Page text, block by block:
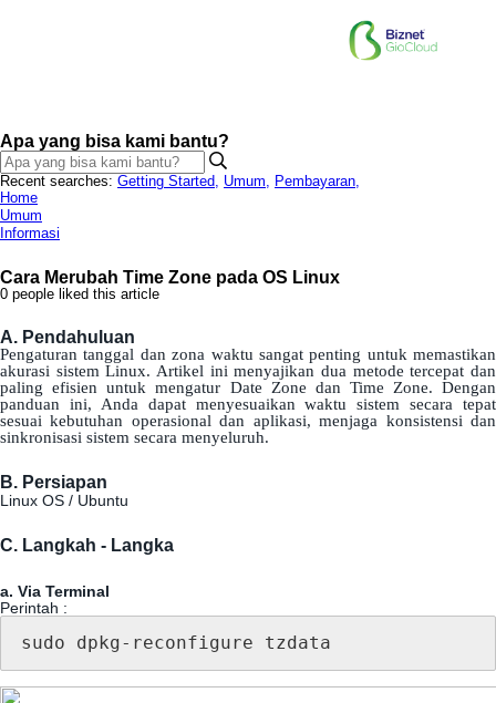
Apa yang bisa kami bantu?
Recent searches: Getting Started, Umum, Pembayaran,
Home
Umum
Informasi
Cara Merubah Time Zone pada OS Linux
0 people liked this article
A. Pendahuluan
Pengaturan tanggal dan zona waktu sangat penting untuk memastikan
akurasi sistem Linux. Artikel ini menyajikan dua metode tercepat dan
paling efisien untuk mengatur Date Zone dan Time Zone. Dengan
panduan
ini, Anda dapat menyesuaikan waktu sistem secara
tepat
sesuai kebutuhan operasional dan aplikasi, menjaga konsistensi dan
sinkronisasi sistem secara menyeluruh.
B. Persiapan
Linux OS / Ubuntu
C. Langkah - Langka
a. Via Terminal
Perintah :
sudo dpkg- reconfigure tzdata